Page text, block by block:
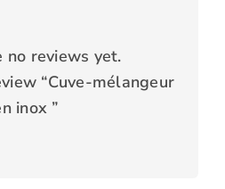
no reviews yet.
“Cuve-mélangeur
inox ”